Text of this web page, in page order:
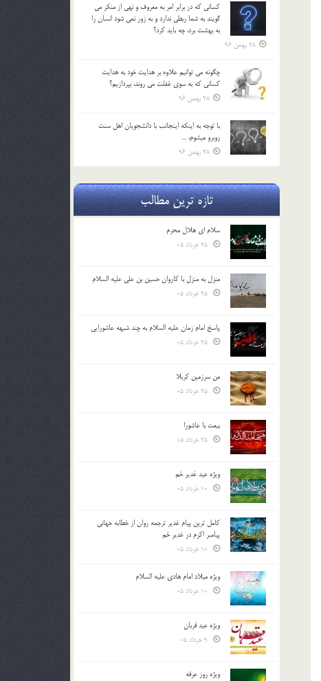
كساني كه در برابر امر به معروف و نهي از منكر مي
گويند به شما ربطي ندارد و به زور نمي شود انسان را
به بهشت برد، چه بايد كرد؟
28 بهمن 96
چگونه مي توانيم علاوه بر هدايت خود به هدايت
كساني كه به سوي غفلت مي روند، بپردازيم؟
28 بهمن 96
با توجه به اينكه اينجانب با دانشجويان اهل سنت
روبرو مي‎شوم، …
28 بهمن 96
تازه ترین مطالب
سلام ای هلال محرم
منزل به منزل با کاروان حسین بن علی علیه السلام
پاسخ امام زمان علیه السلام به چند شبهه عاشورایی
من سرزمین کربلا
بیعت با عاشورا
ویژه عید غدیر خم
کامل ترین پیام غدیر ترجمه روان از خطابه جهانی
پیامبر اکرم در غدیر خم
ویژه میلاد امام هادی علیه السلام
ویژه عید قربان
ویژه روز عرفه